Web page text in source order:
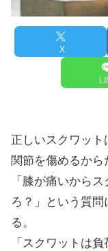
X
正しいスクワッ
関節を傷めるから
「膝が痛いから
ろ？」という質問
る。
「スクワットは